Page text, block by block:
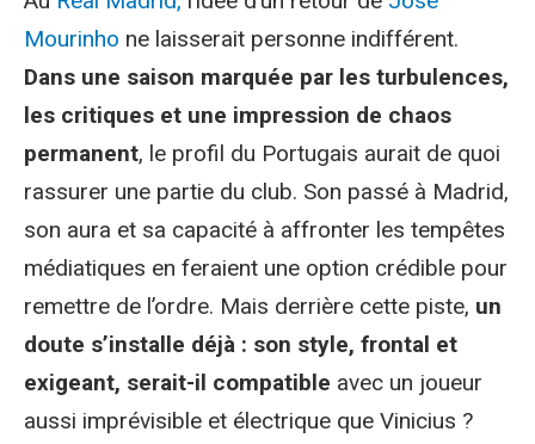
Mourinho ne laisserait personne indifférent.
Dans une saison marquée par les turbulences,
les critiques et une impression de chaos
permanent, le profil du Portugais aurait de quoi
rassurer une partie du club. Son passé à Madrid,
son aura et sa capacité à affronter les tempêtes
médiatiques en feraient une option crédible pour
remettre de l’ordre. Mais derrière cette piste, un
doute s’installe déjà : son style, frontal et
exigeant, serait-il compatible avec un joueur
aussi imprévisible et électrique que Vinicius ?